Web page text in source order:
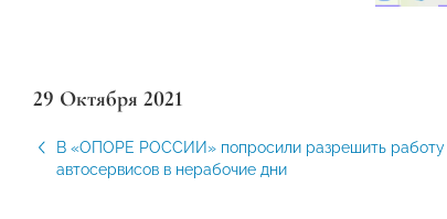
29 Октября 2021
В «ОПОРЕ РОССИИ» попросили разрешить работу
автосервисов в нерабочие дни